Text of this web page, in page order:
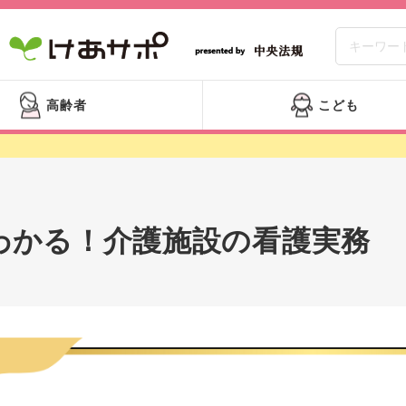
高齢者 こども
かる！介護施設の看護実務